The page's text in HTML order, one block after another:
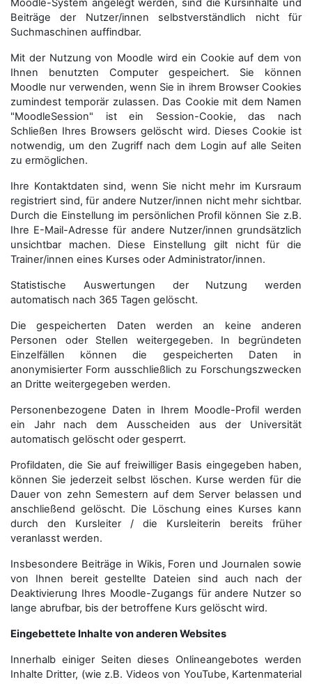
Moodle-System angelegt werden, sind die Kursinhalte und
Beiträge der Nutzer/innen selbstverständlich nicht für
Suchmaschi­nen auffindbar.
Mit der Nutzung von Moodle wird ein Cookie auf dem von
Ihnen benutzten Computer gespeichert. Sie können
Moodle nur verwenden, wenn Sie in ihrem Browser Cookies
zumindest temporär zulassen. Das Cookie mit dem Namen
"MoodleSession" ist ein Session-Cookie, das nach
Schließen Ihres Browsers gelöscht wird. Dieses Cookie ist
notwendig, um den Zugriff nach dem Login auf alle Seiten
zu ermöglichen.
Ihre Kontaktdaten sind, wenn Sie nicht mehr im Kursraum
registriert sind, für andere Nutzer/innen nicht mehr sichtbar.
Durch die Einstellung im persönlichen Profil können Sie z.B.
Ihre E-Mail-Adresse für andere Nutzer/innen grundsätzlich
unsichtbar machen. Diese Einstellung gilt nicht für die
Trainer/innen eines Kurses oder Administrator/innen.
Statistische Auswertungen der Nutzung werden
automatisch nach 365 Tagen gelöscht.
Die gespeicherten Daten werden an keine anderen
Personen oder Stellen weitergegeben. In begründeten
Einzelfällen können die gespeicherten Daten in
anonymisierter Form aus­schließ­lich zu Forschungszwecken
an Dritte weitergegeben werden.
Personenbezogene Daten in Ihrem Moodle-Profil werden
ein Jahr nach dem Ausscheiden aus der Universität
automatisch gelöscht oder gesperrt.
Profildaten, die Sie auf freiwilliger Basis eingegeben haben,
können Sie jederzeit selbst löschen. Kurse werden für die
Dauer von zehn Semestern auf dem Server belassen und
anschließend gelöscht. Die Löschung eines Kurses kann
durch den Kursleiter / die Kursleiterin bereits früher
veranlasst werden.
Insbesondere Beiträge in Wikis, Foren und Journalen sowie
von Ihnen bereit gestellte Dateien sind auch nach der
Deaktivierung Ihres Moodle-Zugangs für andere Nutzer so
lange abrufbar, bis der betroffene Kurs gelöscht wird.
Eingebettete Inhalte von anderen Websites
Innerhalb einiger Seiten dieses Onlineangebotes werden
Inhalte Dritter, (wie z.B. Videos von YouTube, Kartenmaterial